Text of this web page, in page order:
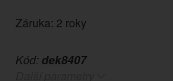
Záruka: 2 roky
Kód: dek8407